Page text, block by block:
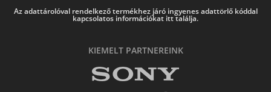
Az adattárolóval rendelkező termékhez járó ingyenes adattörlő kóddal
kapcsolatos információkat itt találja.
KIEMELT PARTNEREINK